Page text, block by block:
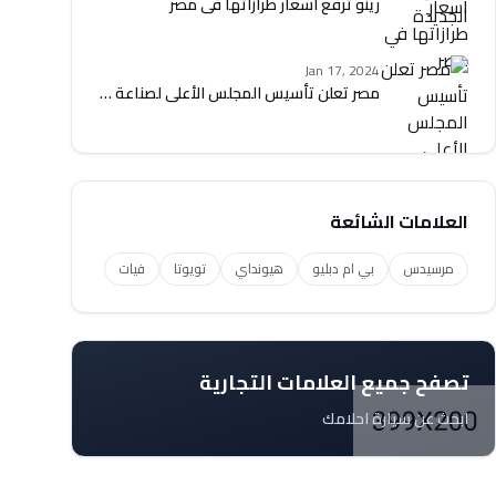
Jan 17, 2024
مصر تعلن تأسيس المجلس الأعلى لصناعة السيارات
العلامات الشائعة
مرسيدس بي ام دبليو هيونداي تويوتا فيات
تصفح جميع العلامات التجارية
ابحث عن سيارة احلامك